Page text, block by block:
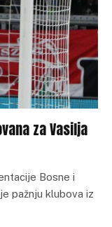
za Vasilja
Bosne i
pažnju klubova iz